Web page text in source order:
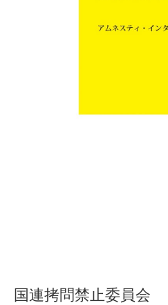
国連拷問禁止委員会